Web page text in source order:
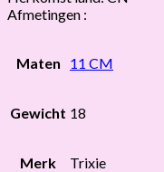
Afmetingen :
Maten 11 CM
Gewicht 18
Merk Trixie